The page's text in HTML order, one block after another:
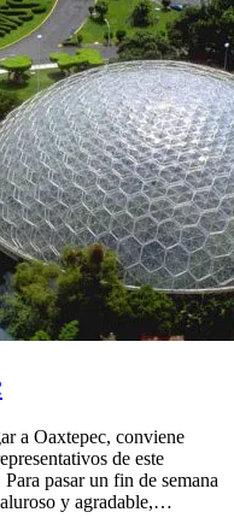
a Oaxtepec, conviene
de este
pasar un fin de semana
y agradable,…